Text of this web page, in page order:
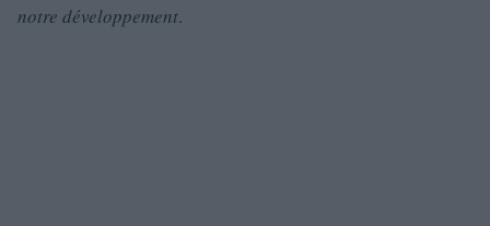
notre développement.